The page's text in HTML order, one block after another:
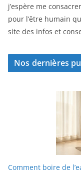
j’espère me
pour l’être humain
site des infos et
Nos dernières
Comment boire de